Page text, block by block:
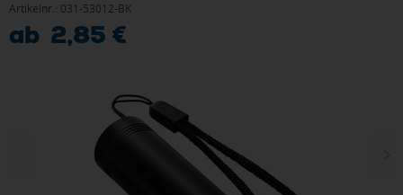
Artikelnr.: 031-53012-BK
ab 2,85 €